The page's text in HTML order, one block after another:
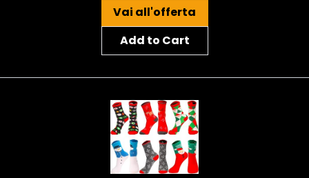
Vai all'offerta
Add to Cart